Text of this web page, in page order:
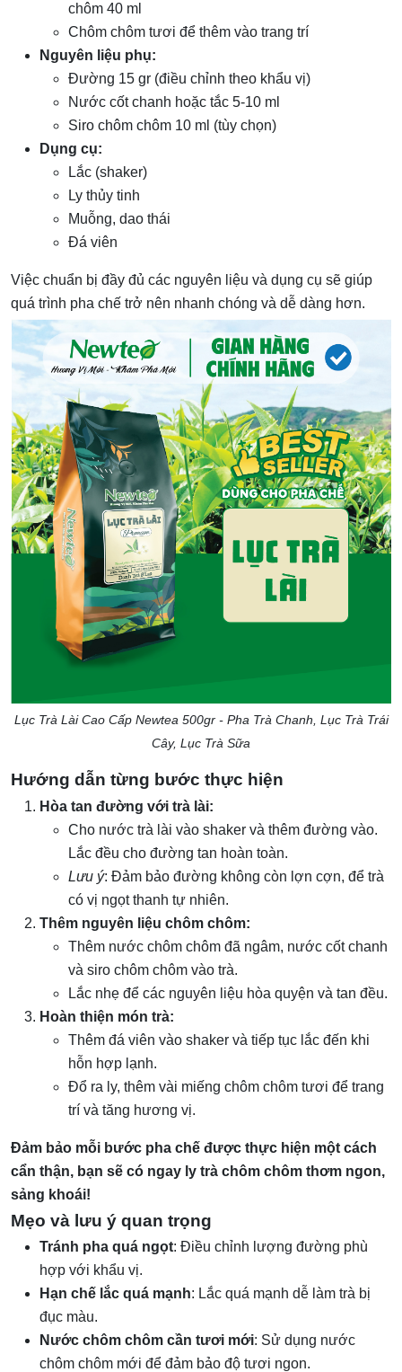
chôm 40 ml
Chôm chôm tươi để thêm vào trang trí
Nguyên liệu phụ:
Đường 15 gr (điều chỉnh theo khẩu vị)
Nước cốt chanh hoặc tắc 5-10 ml
Siro chôm chôm 10 ml (tùy chọn)
Dụng cụ:
Lắc (shaker)
Ly thủy tinh
Muỗng, dao thái
Đá viên
Việc chuẩn bị đầy đủ các nguyên liệu và dụng cụ sẽ giúp
quá trình pha chế trở nên nhanh chóng và dễ dàng hơn.
Lục Trà Lài Cao Cấp Newtea 500gr - Pha Trà Chanh, Lục Trà Trái
Cây, Lục Trà Sữa
Hướng dẫn từng bước thực hiện
Hòa tan đường với trà lài:
Cho nước trà lài vào shaker và thêm đường vào.
Lắc đều cho đường tan hoàn toàn.
Lưu ý: Đảm bảo đường không còn lợn cợn, để trà
có vị ngọt thanh tự nhiên.
Thêm nguyên liệu chôm chôm:
Thêm nước chôm chôm đã ngâm, nước cốt chanh
và siro chôm chôm vào trà.
Lắc nhẹ để các nguyên liệu hòa quyện và tan đều.
Hoàn thiện món trà:
Thêm đá viên vào shaker và tiếp tục lắc đến khi
hỗn hợp lạnh.
Đổ ra ly, thêm vài miếng chôm chôm tươi để trang
trí và tăng hương vị.
Đảm bảo mỗi bước pha chế được thực hiện một cách
cẩn thận, bạn sẽ có ngay ly trà chôm chôm thơm ngon,
sảng khoái!
Mẹo và lưu ý quan trọng
Tránh pha quá ngọt: Điều chỉnh lượng đường phù
hợp với khẩu vị.
Hạn chế lắc quá mạnh: Lắc quá mạnh dễ làm trà bị
đục màu.
Nước chôm chôm cần tươi mới: Sử dụng nước
chôm chôm mới để đảm bảo độ tươi ngon.